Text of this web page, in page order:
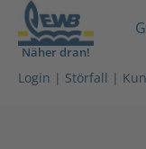
Näher dran!
Login | Störfall |